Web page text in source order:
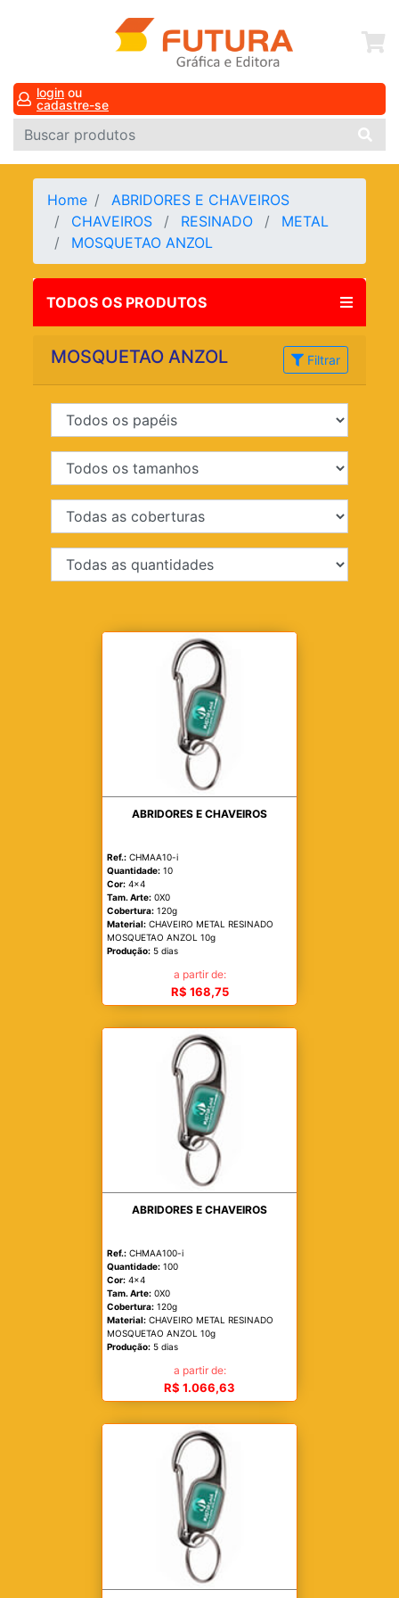
login ou
cadastre-se
Home
ABRIDORES E CHAVEIROS
CHAVEIROS
RESINADO
METAL
MOSQUETAO ANZOL
TODOS OS PRODUTOS
MOSQUETAO ANZOL Filtrar
ABRIDORES E CHAVEIROS
Ref.: CHMAA10-i
Quantidade: 10
Cor: 4x4
Tam. Arte: 0X0
Cobertura: 120g
Material: CHAVEIRO METAL RESINADO
MOSQUETAO ANZOL 10g
Produção: 5 dias
a partir de:
R$ 168,75
ABRIDORES E CHAVEIROS
Ref.: CHMAA100-i
Quantidade: 100
Cor: 4x4
Tam. Arte: 0X0
Cobertura: 120g
Material: CHAVEIRO METAL RESINADO
MOSQUETAO ANZOL 10g
Produção: 5 dias
a partir de:
R$ 1.066,63